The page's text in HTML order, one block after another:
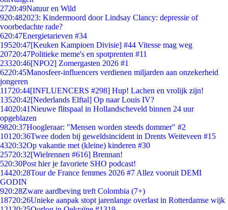
2720:49Natuur en Wild
920:482023: Kindermoord door Lindsay Clancy: depressie of
voorbedachte rade?
620:47Energietarieven #34
19520:47[Keuken Kampioen Divisie] #44 Vitesse mag weg
20720:47Politieke meme's en spotprenten #11
23320:46[NPO2] Zomergasten 2026 #1
6220:45Manosfeer-influencers verdienen miljarden aan onzekerheid
jongeren
11720:44[INFLUENCERS #298] Hup! Lachen en vrolijk zijn!
13520:42[Nederlands Elftal] Op naar Louis IV?
14020:41Nieuwe flitspaal in Hollandscheveld binnen 24 uur
opgeblazen
9820:37Hoogleraar: "Mensen worden steeds dommer" #2
101 20:36Twee doden bij geweldsincident in Drents Weiteveen #15
4320:32Op vakantie met (kleine) kinderen #30
25720:32[Wielrennen #616] Brennan!
520:30Post hier je favoriete SHO podcast!
14420:28Tour de France femmes 2026 #7 Allez vooruit DEMI
GODIN
920:28Zware aardbeving treft Colombia (7+)
18720:26Unieke aanpak stopt jarenlange overlast in Rotterdamse wijk